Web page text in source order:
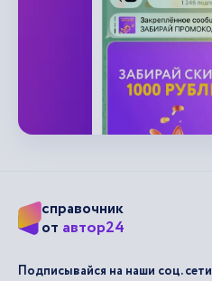
справочник
от автор24
Подписывайся на наши соц. сети